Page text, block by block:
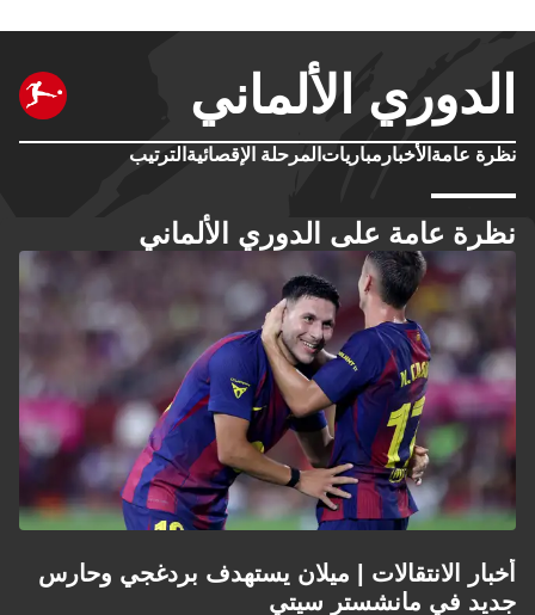
الدوري الألماني
نظرة عامة الأخبار مباريات المرحلة الإقصائية الترتيب
نظرة عامة على الدوري الألماني
أخبار الانتقالات | ميلان يستهدف بردغجي وحارس
جديد في مانشستر سيتي